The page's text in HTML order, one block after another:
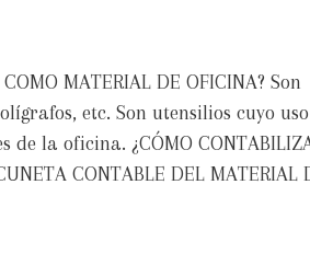
MATERIAL DE OFICINA? Son
etc. Son utensilios cuyo uso
la oficina. ¿CÓMO
CONTABLE DEL MATERIAL